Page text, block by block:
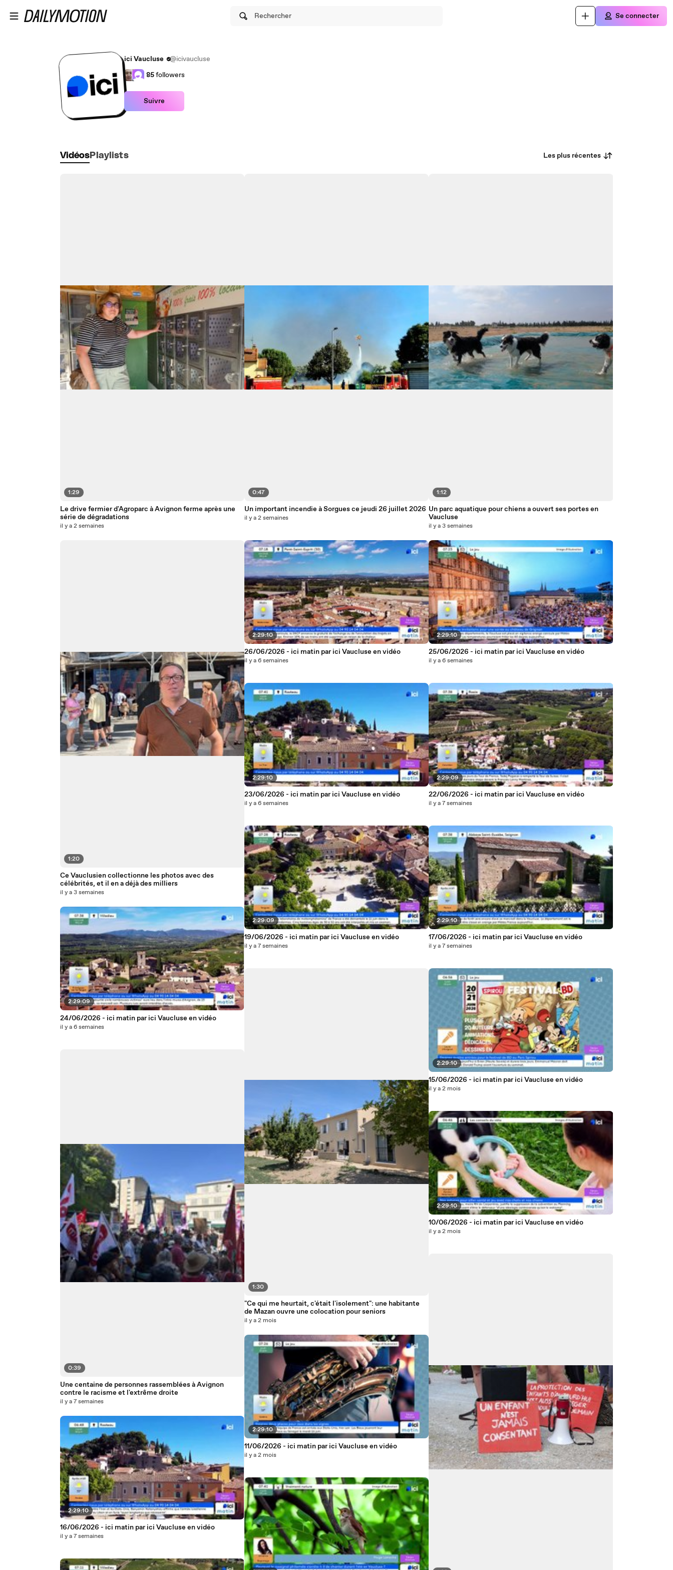
Rechercher Se connecter
ici Vaucluse
@icivaucluse
85followers
Suivre
Vidéos Playlists Les plus récentes
1:29
Le drive fermier d'Agroparc à Avignon ferme après une
série de dégradations
il y a 2 semaines
1:20
Ce Vauclusien collectionne les photos avec des
célébrités, et il en a déjà des milliers
il y a 3 semaines
2:29:09
24/06/2026 - ici matin par ici Vaucluse en vidéo
il y a 6 semaines
0:39
Une centaine de personnes rassemblées à Avignon
contre le racisme et l'extrême droite
il y a 7 semaines
2:29:10
16/06/2026 - ici matin par ici Vaucluse en vidéo
il y a 7 semaines
0:47
Un important incendie à Sorgues ce jeudi 26 juillet 2026
il y a 2 semaines
2:29:10
26/06/2026 - ici matin par ici Vaucluse en vidéo
il y a 6 semaines
2:29:10
23/06/2026 - ici matin par ici Vaucluse en vidéo
il y a 6 semaines
2:29:09
19/06/2026 - ici matin par ici Vaucluse en vidéo
il y a 7 semaines
1:30
"Ce qui me heurtait, c'était l'isolement": une habitante
de Mazan ouvre une colocation pour seniors
il y a 2 mois
2:29:10
11/06/2026 - ici matin par ici Vaucluse en vidéo
il y a 2 mois
1:12
Un parc aquatique pour chiens a ouvert ses portes en
Vaucluse
il y a 3 semaines
2:29:10
25/06/2026 - ici matin par ici Vaucluse en vidéo
il y a 6 semaines
2:29:09
22/06/2026 - ici matin par ici Vaucluse en vidéo
il y a 7 semaines
2:29:10
17/06/2026 - ici matin par ici Vaucluse en vidéo
il y a 7 semaines
2:29:10
15/06/2026 - ici matin par ici Vaucluse en vidéo
il y a 2 mois
2:29:10
10/06/2026 - ici matin par ici Vaucluse en vidéo
il y a 2 mois